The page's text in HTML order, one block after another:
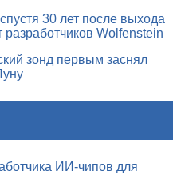
30 лет после выхода
Wolfenstein
зонд первым заснял
ИИ-чипов для